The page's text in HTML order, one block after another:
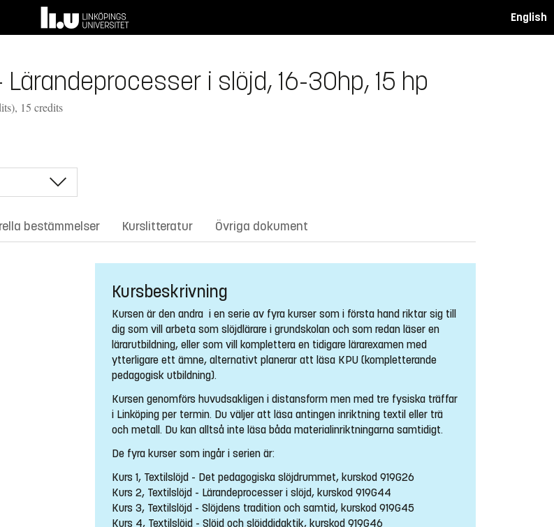
English
i slöjd, 16-30hp, 15 hp
15 credits
bestämmelser Kurslitteratur Övriga dokument
Kursbeskrivning
Kursen är den andra i en serie av fyra kurser som i första hand riktar sig till
dig som vill arbeta som slöjdlärare i grundskolan och som redan läser en
lärarutbildning, eller som vill komplettera en tidigare lärarexamen med
ytterligare ett ämne, alternativt planerar att läsa KPU (kompletterande
pedagogisk utbildning).
Kursen genomförs huvudsakligen i distansform men med tre fysiska träffar
i Linköping per termin. Du väljer att läsa antingen inriktning textil eller trä
och metall. Du kan alltså inte läsa båda materialinriktningarna samtidigt.
De fyra kurser som ingår i serien är:
Kurs 1, Textilslöjd - Det pedagogiska slöjdrummet, kurskod 919G26
Kurs 2, Textilslöjd - Lärandeprocesser i slöjd, kurskod 919G44
Kurs 3, Textilslöjd - Slöjdens tradition och samtid, kurskod 919G45
Kurs 4, Textilslöjd - Slöjd och slöjddidaktik, kurskod 919G46